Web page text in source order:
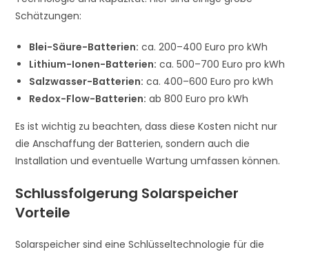
Schätzungen:
Blei-Säure-Batterien: ca. 200–400 Euro pro kWh
Lithium-Ionen-Batterien: ca. 500–700 Euro pro kWh
Salzwasser-Batterien: ca. 400–600 Euro pro kWh
Redox-Flow-Batterien: ab 800 Euro pro kWh
Es ist wichtig zu beachten, dass diese Kosten nicht nur
die Anschaffung der Batterien, sondern auch die
Installation und eventuelle Wartung umfassen können.
Schlussfolgerung Solarspeicher
Vorteile
Solarspeicher sind eine Schlüsseltechnologie für die